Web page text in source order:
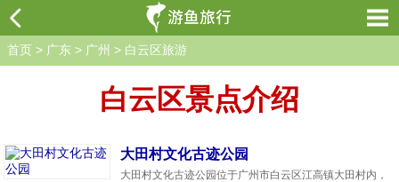
首页 > 广东 > 广州 > 白云区旅游
白云区景点介绍
大田村文化古迹公园
大田村文化古迹公园位于广州市白云区江高镇大田村内，